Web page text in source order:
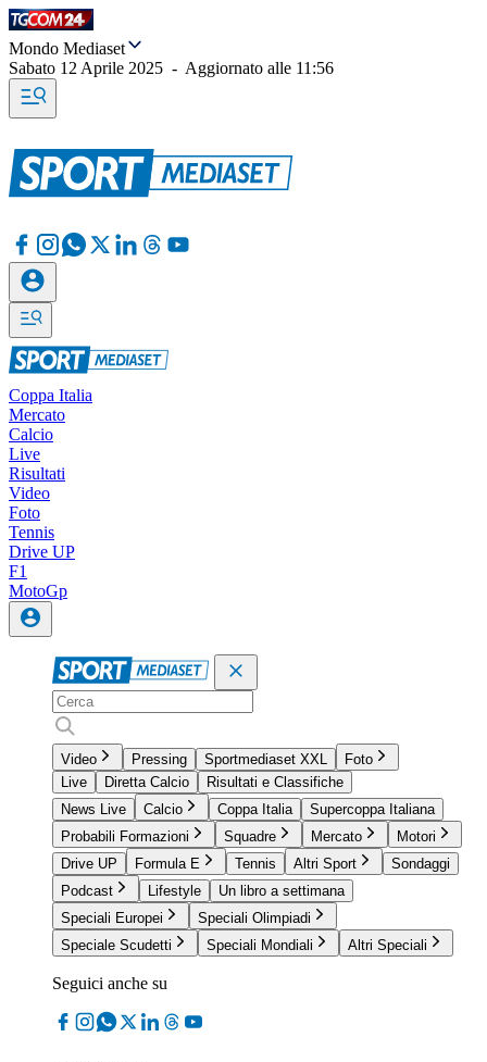
Mondo Mediaset
Sabato 12 Aprile 2025 - Aggiornato alle 11:56
Coppa Italia
Mercato
Calcio
Live
Risultati
Video
Foto
Tennis
Drive UP
F1
MotoGp
Video Pressing Sportmediaset XXL
Foto
Live
Diretta Calcio
Risultati e Classifiche
News Live
Calcio Coppa Italia
Supercoppa Italiana
Probabili Formazioni
Squadre Mercato
Motori
Drive UP
Formula E Tennis Altri Sport
Sondaggi
Podcast
Lifestyle
Un libro a settimana
Speciali Europei
Speciali Olimpiadi
Speciale Scudetti
Speciali Mondiali Altri Speciali
Seguici anche su